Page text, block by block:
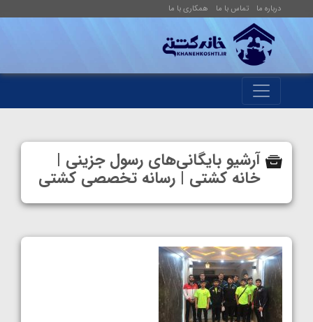
درباره ما تماس با ما همکاری با ما
آرشیو بایگانی‌های رسول جزینی |
خانه کشتی | رسانه تخصصی کشتی